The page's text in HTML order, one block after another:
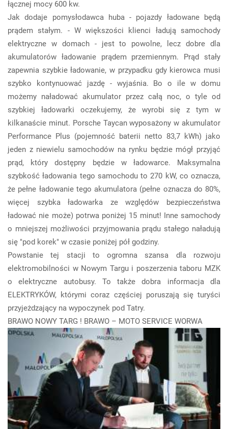
łącznej mocy 600 kw.
Jak dodaje pomysłodawca huba - pojazdy ładowane będą
prądem stałym. - W większości klienci ładują samochody
elektryczne w domach - jest to powolne, lecz dobre dla
akumulatorów ładowanie prądem przemiennym. Prąd stały
zapewnia szybkie ładowanie, w przypadku gdy kierowca musi
szybko kontynuować jazdę - wyjaśnia. Bo o ile w domu
możemy naładować akumulator przez całą noc, o tyle od
szybkiej ładowarki oczekujemy, że wyrobi się z tym w
kilkanaście minut. Porsche Taycan wyposażony w akumulator
Performance Plus (pojemność baterii netto 83,7 kWh) jako
jeden z niewielu samochodów na rynku będzie mógł przyjąć
prąd, który dostępny będzie w ładowarce. Maksymalna
szybkość ładowania tego samochodu to 270 kW, co oznacza,
że pełne ładowanie tego akumulatora (pełne oznacza do 80%,
więcej szybka ładowarka ze względów bezpieczeństwa
ładować nie może) potrwa poniżej 15 minut! Inne samochody
o mniejszej możliwości przyjmowania prądu stałego naładują
się "pod korek" w czasie poniżej pół godziny.
Powstanie tej stacji to ogromna szansa dla rozwoju
elektromobilności w Nowym Targu i poszerzenia taboru MZK
o elektryczne autobusy. To także dobra informacja dla
ELEKTRYKÓW, którymi coraz częściej poruszają się turyści
przyjeżdzający na wypoczynek pod Tatry.
BRAWO NOWY TARG ! BRAWO – MOTO SERVICE WORWA